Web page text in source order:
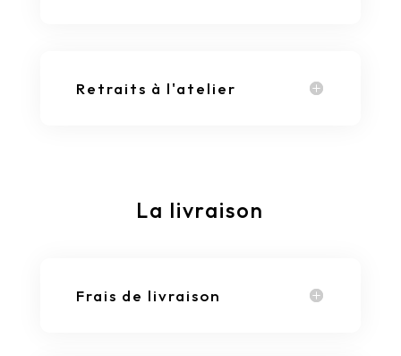
Retraits à l'atelier
La livraison
Frais de livraison